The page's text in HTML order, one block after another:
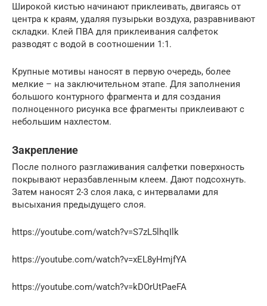
Широкой кистью начинают приклеивать, двигаясь от
центра к краям, удаляя пузырьки воздуха, разравнивают
складки. Клей ПВА для приклеивания салфеток
разводят с водой в соотношении 1:1.
Крупные мотивы наносят в первую очередь, более
мелкие – на заключительном этапе. Для заполнения
большого контурного фрагмента и для создания
полноценного рисунка все фрагменты приклеивают с
небольшим нахлестом.
Закрепление
После полного разглаживания салфетки поверхность
покрывают неразбавленным клеем. Дают подсохнуть.
Затем наносят 2-3 слоя лака, с интервалами для
высыхания предыдущего слоя.
https://youtube.com/watch?v=S7zL5lhqIlk
https://youtube.com/watch?v=xEL8yHmjfYA
https://youtube.com/watch?v=kDOrUtPaeFA